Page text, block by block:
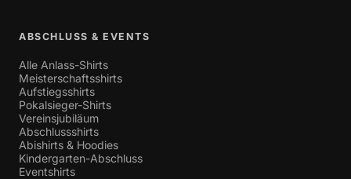
ABSCHLUSS & EVENTS
Alle Anlass-Shirts
Meisterschaftsshirts
Aufstiegsshirts
Pokalsieger-Shirts
Vereinsjubiläum
Abschlussshirts
Abishirts & Hoodies
Kindergarten-Abschluss
Eventshirts